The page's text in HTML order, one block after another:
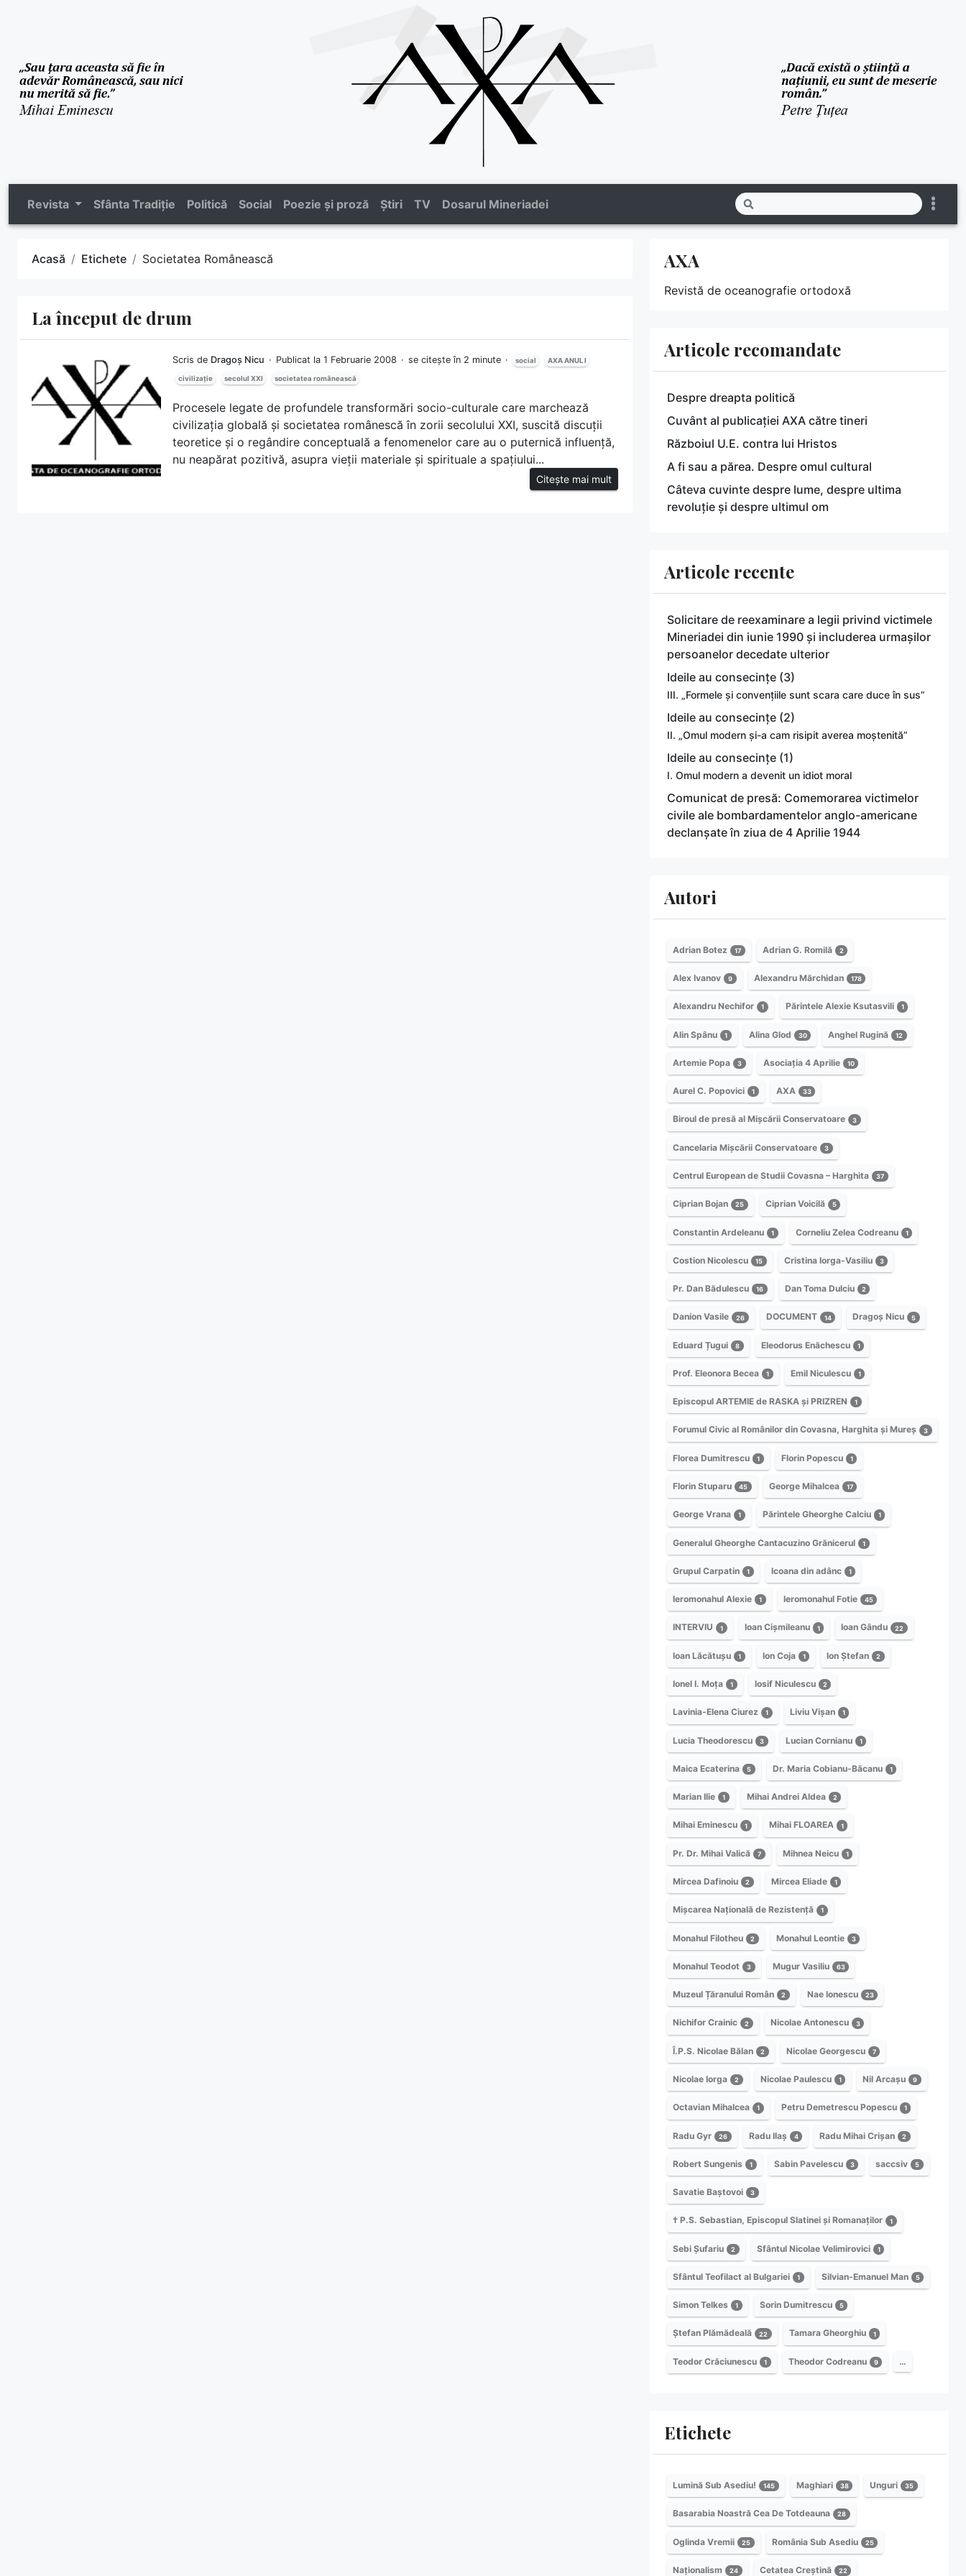
Revista Sfânta Tradiție Politică Social Poezie și proză Știri TV Dosarul Mineriadei
Acasă Etichete Societatea Românească
La început de drum
Scris de Dragoș Nicu Publicat la 1 Februarie 2008 se citește în 2 minute social AXA ANUL I
civilizație secolul XXI societatea românească
Procesele legate de profundele transformări socio-culturale care marchează
civilizația globală și societatea românescă în zorii secolului XXI, suscită discuții
teoretice și o regândire conceptuală a fenomenelor care au o puternică influență,
nu neapărat pozitivă, asupra vieții materiale și spirituale a spațiului...
Citește mai mult
AXA
Revistă de oceanografie ortodoxă
Articole recomandate
Despre dreapta politică
Cuvânt al publicației AXA către tineri
Războiul U.E. contra lui Hristos
A fi sau a părea. Despre omul cultural
Câteva cuvinte despre lume, despre ultima
revoluție și despre ultimul om
Articole recente
Solicitare de reexaminare a legii privind victimele
Mineriadei din iunie 1990 și includerea urmașilor
persoanelor decedate ulterior
Ideile au consecințe (3)
III. „Formele și convențiile sunt scara care duce în sus”
Ideile au consecințe (2)
II. „Omul modern și-a cam risipit averea moștenită”
Ideile au consecințe (1)
I. Omul modern a devenit un idiot moral
Comunicat de presă: Comemorarea victimelor
civile ale bombardamentelor anglo-americane
declanșate în ziua de 4 Aprilie 1944
Autori
Adrian Botez 17 Adrian G. Romilă 2
Alex Ivanov 9 Alexandru Mărchidan 178
Alexandru Nechifor 1 Părintele Alexie Ksutasvili 1
Alin Spânu 1 Alina Glod 30 Anghel Rugină 12
Artemie Popa 3 Asociația 4 Aprilie 10
Aurel C. Popovici 1 AXA 33
Biroul de presă al Mișcării Conservatoare 3
Cancelaria Mișcării Conservatoare 3
Centrul European de Studii Covasna – Harghita 37
Ciprian Bojan 25 Ciprian Voicilă 5
Constantin Ardeleanu 1 Corneliu Zelea Codreanu 1
Costion Nicolescu 15 Cristina Iorga-Vasiliu 3
Pr. Dan Bădulescu 16 Dan Toma Dulciu 2
Danion Vasile 26 DOCUMENT 14 Dragoș Nicu 5
Eduard Țugui 8 Eleodorus Enăchescu 1
Prof. Eleonora Becea 1 Emil Niculescu 1
Episcopul ARTEMIE de RASKA și PRIZREN 1
Forumul Civic al Românilor din Covasna, Harghita și Mureș 3
Florea Dumitrescu 1 Florin Popescu 1
Florin Stuparu 45 George Mihalcea 17
George Vrana 1 Părintele Gheorghe Calciu 1
Generalul Gheorghe Cantacuzino Grănicerul 1
Grupul Carpatin 1 Icoana din adânc 1
Ieromonahul Alexie 1 Ieromonahul Fotie 45
INTERVIU 1 Ioan Cișmileanu 1 Ioan Gându 22
Ioan Lăcătușu 1 Ion Coja 1 Ion Ștefan 2
Ionel I. Moța 1 Iosif Niculescu 2
Lavinia-Elena Ciurez 1 Liviu Vișan 1
Lucia Theodorescu 3 Lucian Cornianu 1
Maica Ecaterina 5 Dr. Maria Cobianu-Băcanu 1
Marian Ilie 1 Mihai Andrei Aldea 2
Mihai Eminescu 1 Mihai FLOAREA 1
Pr. Dr. Mihai Valică 7 Mihnea Neicu 1
Mircea Dafinoiu 2 Mircea Eliade 1
Mișcarea Națională de Rezistență 1
Monahul Filotheu 2 Monahul Leontie 3
Monahul Teodot 3 Mugur Vasiliu 63
Muzeul Țăranului Român 2 Nae Ionescu 23
Nichifor Crainic 2 Nicolae Antonescu 3
Î.P.S. Nicolae Bălan 2 Nicolae Georgescu 7
Nicolae Iorga 2 Nicolae Paulescu 1 Nil Arcașu 9
Octavian Mihalcea 1 Petru Demetrescu Popescu 1
Radu Gyr 26 Radu Ilaș 4 Radu Mihai Crișan 2
Robert Sungenis 1 Sabin Pavelescu 3 saccsiv 5
Savatie Baștovoi 3
† P.S. Sebastian, Episcopul Slatinei și Romanaților 1
Sebi Șufariu 2 Sfântul Nicolae Velimirovici 1
Sfântul Teofilact al Bulgariei 1 Silvian-Emanuel Man 5
Simon Telkes 1 Sorin Dumitrescu 5
Ștefan Plămădeală 22 Tamara Gheorghiu 1
Teodor Crăciunescu 1 Theodor Codreanu 9 …
Etichete
Lumină Sub Asediu! 145 Maghiari 38 Unguri 35
Basarabia Noastră Cea De Totdeauna 28
Oglinda Vremii 25 România Sub Asediu 25
Naționalism 24 Cetatea Creștină 22